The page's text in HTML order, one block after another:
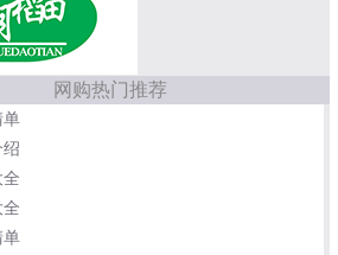
网购热门推荐
单
单